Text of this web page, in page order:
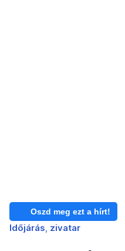
Oszd meg ezt a hírt!
Időjárás zivatar